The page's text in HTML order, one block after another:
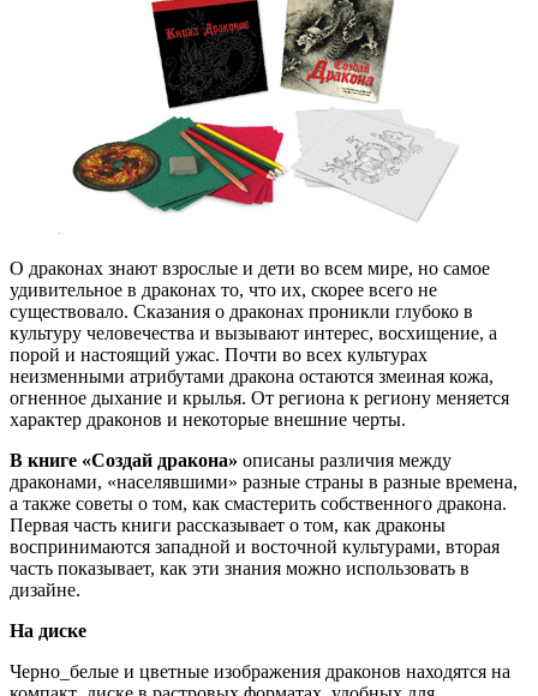
О драконах знают взрослые и дети во всем мире, но самое
удивительное в драконах то, что их, скорее всего не
существовало. Сказания о драконах проникли глубоко в
культуру человечества и вызывают интерес, восхищение, а
порой и настоящий ужас. Почти во всех культурах
неизменными атрибутами дракона остаются змеиная кожа,
огненное дыхание и крылья. От региона к региону меняется
характер драконов и некоторые внешние черты.
В книге «Создай дракона» описаны различия между
драконами, «населявшими» разные страны в разные времена,
а также советы о том, как смастерить собственного дракона.
Первая часть книги рассказывает о том, как драконы
воспринимаются западной и восточной культурами, вторая
часть показывает, как эти знания можно использовать в
дизайне.
На диске
Черно_белые и цветные изображения драконов находятся на